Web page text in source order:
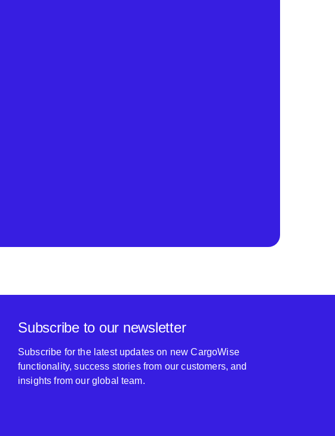
Subscribe to our newsletter
Subscribe for the latest updates on new CargoWise
functionality, success stories from our customers, and
insights from our global team.